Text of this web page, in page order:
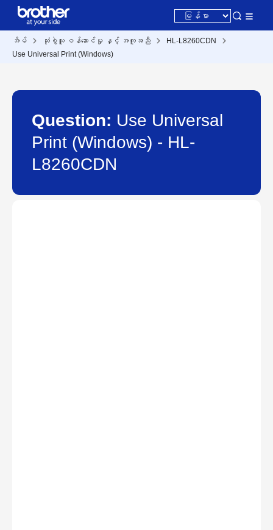
အိမ် သုံးစွဲသူ ဝန်ဆောင်မှု နှင့် အကူအညီ
HL-L8260CDN
Use Universal Print (Windows)
Question: Use Universal
Print (Windows) - HL-
L8260CDN